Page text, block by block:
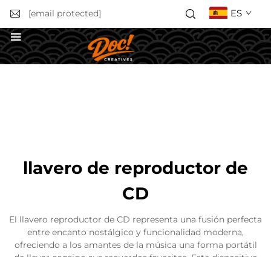
[email protected] ES
llavero de reproductor de
CD
El llavero reproductor de CD representa una fusión perfecta
entre encanto nostálgico y funcionalidad moderna,
ofreciendo a los amantes de la música una forma portátil